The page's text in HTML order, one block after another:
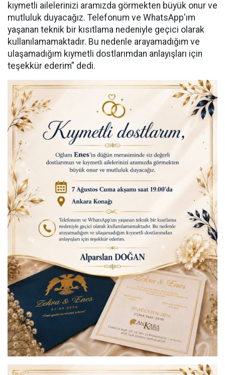
kıymetli ailelerinizi aramızda görmekten büyük onur ve
mutluluk duyacağız. Telefonum ve WhatsApp'ım
yaşanan teknik bir kısıtlama nedeniyle geçici olarak
kullanılamamaktadır. Bu nedenle arayamadığım ve
ulaşamadığım kıymetli dostlarımdan anlayışları için
teşekkür ederim” dedi.